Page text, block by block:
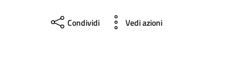
Condividi Vedi azioni